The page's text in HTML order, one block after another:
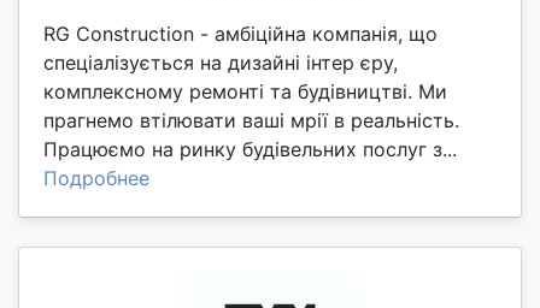
RG Construction - амбіційна компанія, що
спеціалізується на дизайні інтер єру,
комплексному ремонті та будівництві. Ми
прагнемо втілювати ваші мрії в реальність.
Працюємо на ринку будівельних послуг з...
Подробнее